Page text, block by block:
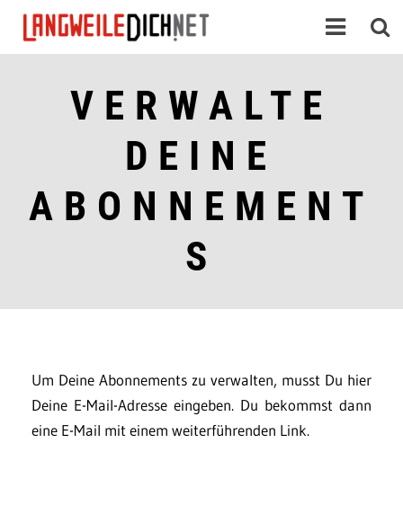
VERWALTE
DEINE
ABONNEMENT
S
Um Deine Abonnements zu verwalten, musst Du hier
Deine E-Mail-Adresse eingeben. Du bekommst dann
eine E-Mail mit einem weiterführenden Link.